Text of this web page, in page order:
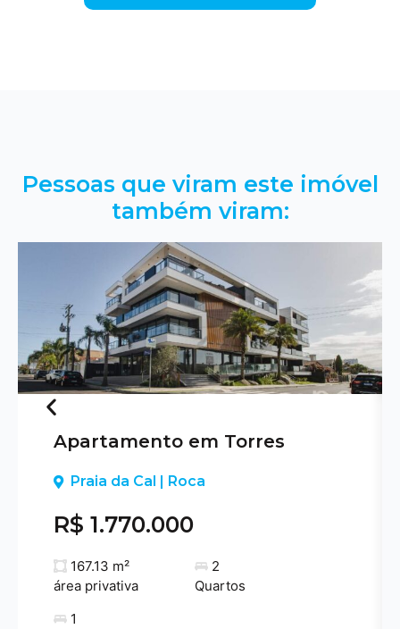
Pessoas que viram este imóvel
também viram:
Previous
Apartamento em Torres
Praia da Cal | Roca
R$ 1.770.000
167.13 m²
área privativa
2
Quartos
1